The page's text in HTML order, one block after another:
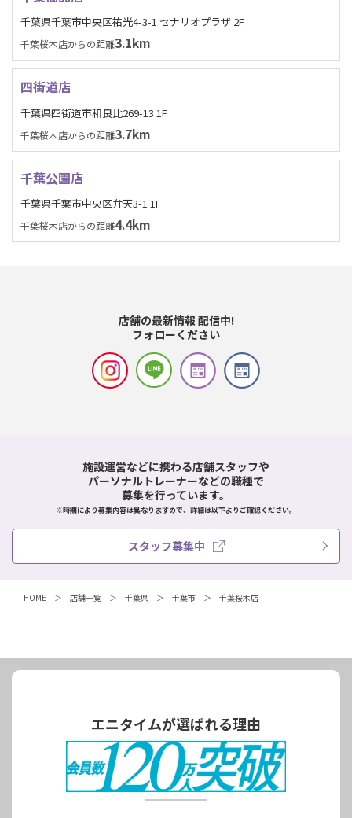
千葉県千葉市中央区祐光4-3-1 セナリオプラザ 2F
千葉桜木店からの距離3.1km
四街道店
千葉県四街道市和良比269-13 1F
千葉桜木店からの距離3.7km
千葉公園店
千葉県千葉市中央区弁天3-1 1F
千葉桜木店からの距離4.4km
店舗の最新情報 配信中!
フォローください
施設運営などに携わる店舗スタッフや
パーソナルトレーナーなどの職種で
募集を行っています。
※時期により募集内容は異なりますので、詳細は以下よりご確認ください。
スタッフ募集中
HOME 店舗一覧 千葉県 千葉市 千葉桜木店
エニタイムが選ばれる理由